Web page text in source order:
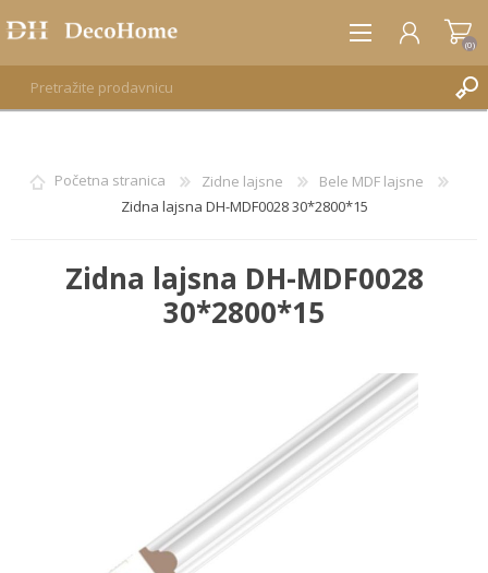
REGISTRUJTE SE
(0)
Početna stranica Zidne lajsne
Bele MDF lajsne
Zidna lajsna DH-MDF0028 30*2800*15
Zidna lajsna DH-MDF0028
30*2800*15